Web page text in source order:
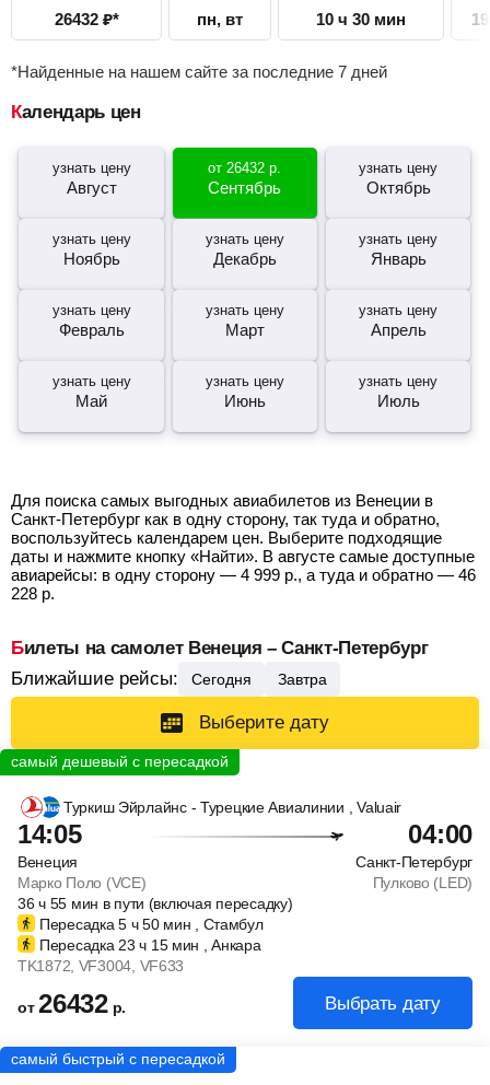
26432 ₽* пн, вт 10 ч 30 мин
*Найденные на нашем сайте за последние 7 дней
Календарь цен
узнать цену
Август
от26432 р.
Сентябрь
узнать цену
Октябрь
узнать цену
Ноябрь
узнать цену
Декабрь
узнать цену
Январь
узнать цену
Февраль
узнать цену
Март
узнать цену
Апрель
узнать цену
Май
узнать цену
Июнь
узнать цену
Июль
Для поиска самых выгодных авиабилетов из Венеции в
Санкт-Петербург как в одну сторону, так туда и обратно,
воспользуйтесь календарем цен. Выберите подходящие
даты и нажмите кнопку «Найти». В августе самые доступные
авиарейсы: в одну сторону — 4 999 р., а туда и обратно — 46
228 р.
Билеты на самолет Венеция – Санкт-Петербург
Ближайшие рейсы:
Сегодня Завтра
Выберите дату
Туркиш Эйрлайнс - Турецкие Авиалинии , Valuair
14:05 04:00
Венеция
Санкт-Петербург
Марко Поло (VCE)
Пулково (LED)
36ч55 мин в пути (включая пересадку)
Пересадка 5 ч50 мин , Стамбул
Пересадка 23ч 15 мин , Анкара
TK1872 , VF3004 , VF633
от26432 р. Выбрать дату